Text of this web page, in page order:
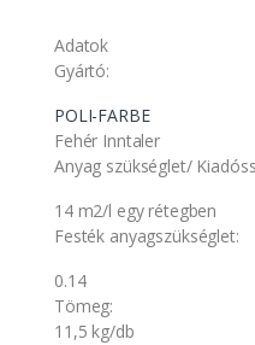
Adatok
Gyártó:
POLI-FARBE
Fehér Inntaler
Anyag szükséglet/
14 m2/l egy rétegben
Festék anyagszükséglet:
0.14
Tömeg:
11,5 kg/db